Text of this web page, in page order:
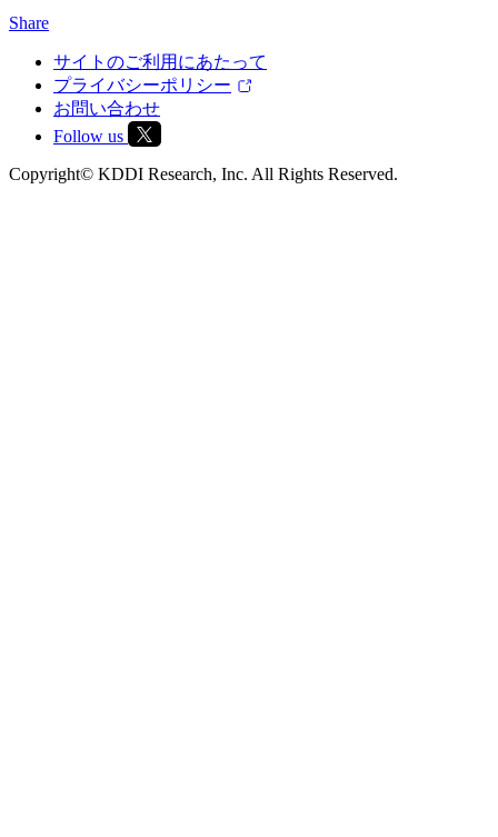
Share
サイトのご利用にあたって
プライバシーポリシー
お問い合わせ
Follow us
Copyright© KDDI Research, Inc. All Rights Reserved.